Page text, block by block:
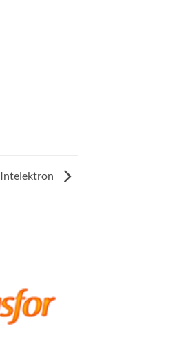
Intelektron